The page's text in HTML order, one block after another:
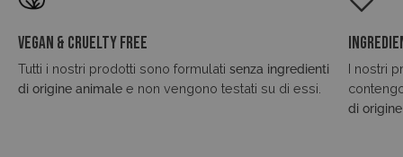
Vegan & Cruelty Free
Tutti i nostri prodotti sono formulati senza ingredienti
di origine animale e non vengono testati su di essi.
I nostri
di